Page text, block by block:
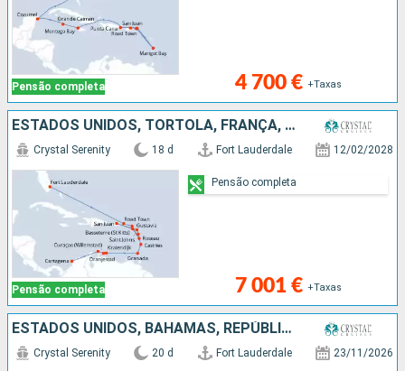
Pensão completa 4 700 € +Taxas
ESTADOS UNIDOS, TORTOLA, FRANÇA, DOMINICA, PORTO RICO, ANTÍGUA E BARBUDA, GUADALUPE, SANTA LÚCIA, GRENADA, BONAIRE, ARUBA, COLÔMBIA
Pensão completa
Crystal Serenity 18 d Fort Lauderdale 12/02/2028
7 001 € +Taxas
Pensão completa
ESTADOS UNIDOS, BAHAMAS, REPÚBLICA DOMINICANA, PORTO RICO, JOST VAN DYKE, ARUBA, COLÔMBIA, BONAIRE, PANAMA, COSTA RICA
Crystal Serenity 20 d Fort Lauderdale 23/11/2026